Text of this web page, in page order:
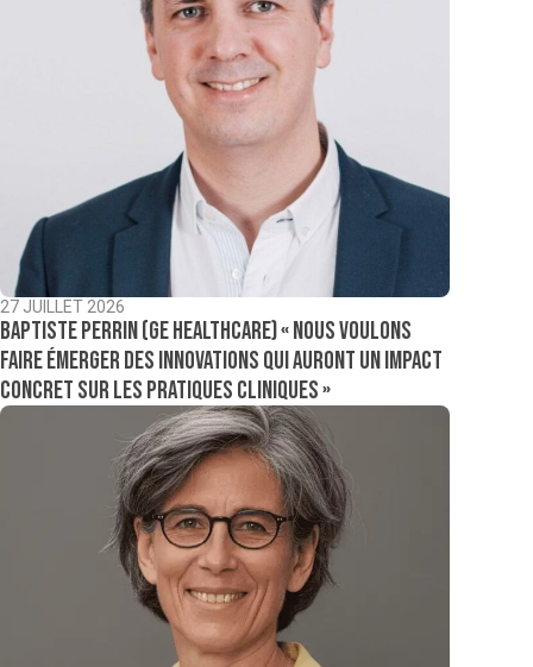
27 JUILLET 2026
Baptiste Perrin (GE Healthcare) « Nous voulons
faire émerger des innovations qui auront un impact
concret sur les pratiques cliniques »